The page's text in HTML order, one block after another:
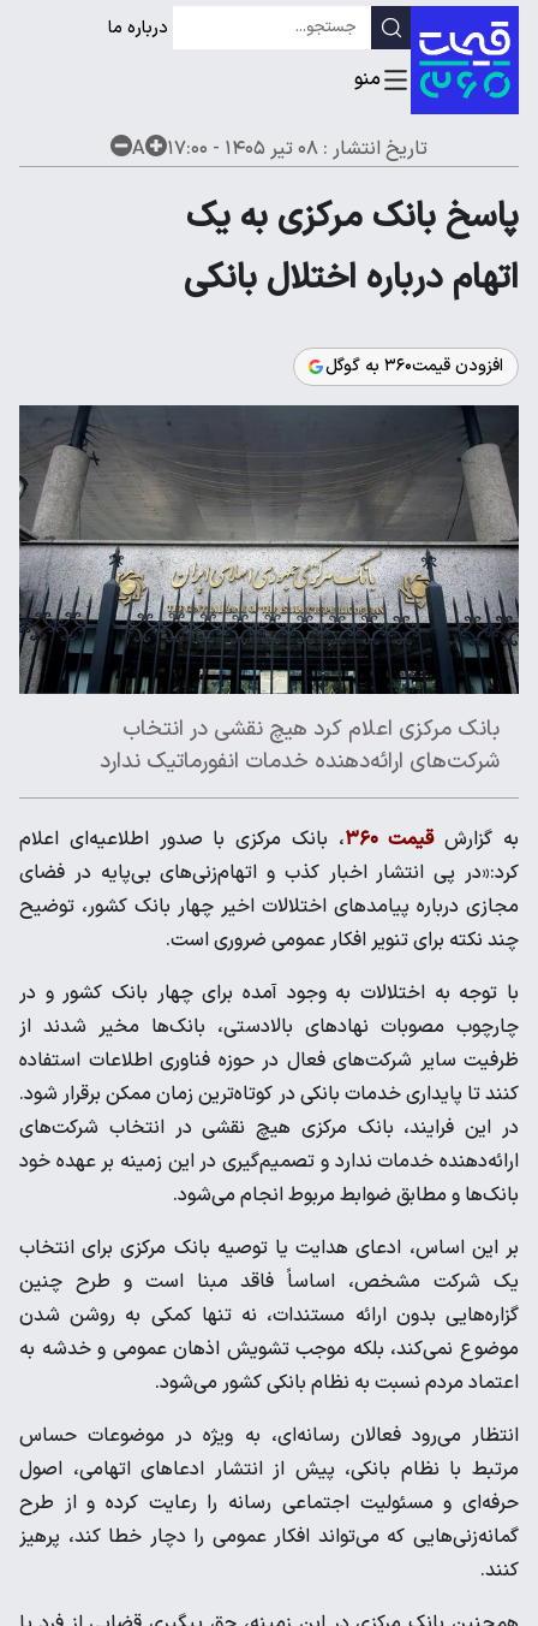
درباره ما
تاریخ انتشار : ۰۸ تیر ۱۴۰۵ - ۱۷:۰۰ A
پاسخ بانک مرکزی به یک
اتهام درباره اختلال بانکی
افزودن قیمت۳۶۰ به گوگل
بانک مرکزی اعلام کرد هیچ نقشی در انتخاب
شرکت‌های ارائه‌دهنده خدمات انفورماتیک ندارد
به گزارشقیمت ۳۶۰
، بانک مرکزی با صدور اطلاعیه‌ای اعلام
کرد:«در پی انتشار اخبار کذب و اتهام‌زنی‌های بی‌پایه در فضای
مجازی درباره پیامدهای اختلالات اخیر چهار بانک کشور، توضیح
چند نکته برای تنویر افکار عمومی ضروری است.
با توجه به اختلالات به وجود آمده برای چهار بانک کشور و در
چارچوب مصوبات نهادهای بالادستی، بانک‌ها مخیر شدند از
ظرفیت سایر شرکت‌های فعال در حوزه فناوری اطلاعات استفاده
کنند تا پایداری خدمات بانکی در کوتاه‌ترین زمان ممکن برقرار شود.
در این فرایند، بانک مرکزی هیچ نقشی در انتخاب شرکت‌های
ارائه‌دهنده خدمات ندارد و تصمیم‌گیری در این زمینه بر عهده خود
بانک‌ها و مطابق ضوابط مربوط انجام می‌شود.
بر این اساس، ادعای هدایت یا توصیه بانک مرکزی برای انتخاب
یک شرکت مشخص، اساساً فاقد مبنا است و طرح چنین
گزاره‌هایی بدون ارائه مستندات، نه تنها کمکی به روشن شدن
موضوع نمی‌کند، بلکه موجب تشویش اذهان عمومی و خدشه به
اعتماد مردم نسبت به نظام بانکی کشور می‌شود.
انتظار می‌رود فعالان رسانه‌ای، به ویژه در موضوعات حساس
مرتبط با نظام بانکی، پیش از انتشار ادعاهای اتهامی، اصول
حرفه‌ای و مسئولیت اجتماعی رسانه را رعایت کرده و از طرح
گمانه‌زنی‌هایی که می‌تواند افکار عمومی را دچار خطا کند، پرهیز
کنند.